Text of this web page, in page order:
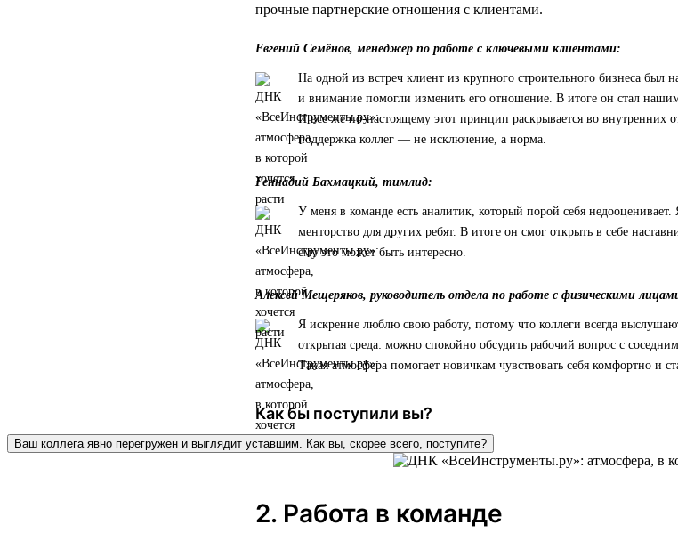
прочные партнерские отношения с клиентами.
Евгений Семёнов, менеджер по работе с ключевыми клиентами:
На одной из встреч клиент из крупного строительного бизнеса был
и внимание помогли изменить его отношение. В итоге он стал
И все же по-настоящему этот принцип раскрывается во внутренних
поддержка коллег — не исключение, а норма.
Геннадий Бахмацкий, тимлид:
У меня в команде есть аналитик, который порой себя
менторство для других ребят. В итоге он смог открыть в себе
ему это может быть интересно.
Алексей Мещеряков, руководитель отдела по работе с физическими
Я искренне люблю свою работу, потому что коллеги всегда
открытая среда: можно спокойно обсудить рабочий вопрос с
Такая атмосфера помогает новичкам чувствовать себя комфортно и
Как бы поступили вы?
Ваш коллега явно перегружен и выглядит уставшим. Как вы, скорее всего, поступите?
2. Работа в команде